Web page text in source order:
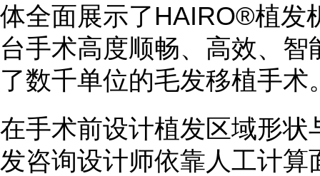
体全面展示了HAIRO®植发
台手术高度顺畅、高效、
了数千单位的毛发移植手术
在手术前设计植发区域形
发咨询设计师依靠人工计